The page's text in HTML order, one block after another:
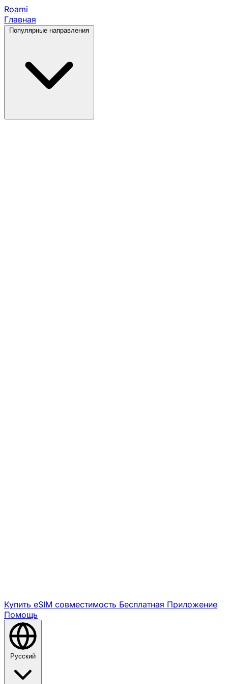
Roami
Главная
Популярные направления
Купить eSIM совместимость Бесплатная Приложение
Помощь
Русский